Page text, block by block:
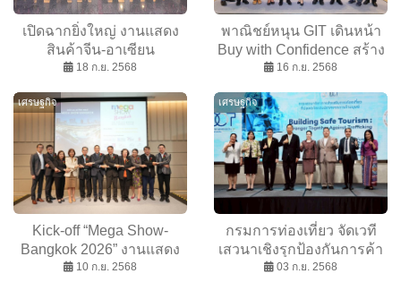
เปิดฉากยิ่งใหญ่ งานแสดง
สินค้าจีน-อาเซียน
(ประเทศไทย) ครั้งที่ 12 สู่
18 ก.ย. 2568
พาณิชย์หนุน GIT เดินหน้า
Buy with Confidence สร้าง
ความเชื่อมั่นอัญมณี&เครื่อง
16 ก.ย. 2568
เศรษฐกิจ
Kick-off “Mega Show-
Bangkok 2026” งานแสดง
สินค้าไลฟ์สไตล์ระดับ
10 ก.ย. 2568
เศรษฐกิจ
กรมการท่องเที่ยว จัดเวที
เสวนาเชิงรุกป้องกันการค้า
มนุษย์ในอุตสาหกรรมท่อง
03 ก.ย. 2568